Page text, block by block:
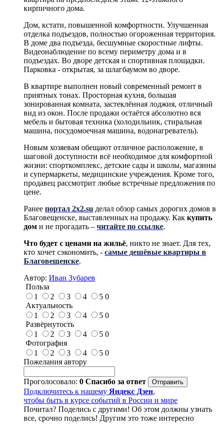
кирпичного дома.
Дом, кстати, повышенной комфортности. Улучшенная
отделка подъездов, полностью огороженная территория.
В доме два подъезда, бесшумные скоростные лифты.
Видеонаблюдение по всему периметру дома и в
подъездах. Во дворе детская и спортивная площадки.
Парковка - открытая, за шлагбаумом во дворе.
В квартире выполнен новый современный ремонт в
приятных тонах. Просторная кухня, большая
зонированная комната, застеклённая лоджия, отличный
вид из окон. После продажи остаётся абсолютно вся
мебель и бытовая техника (холодильник, стиральная
машина, посудомоечная машина, водонагреватель).
Новым хозяевам обещают отличное расположение, в
шаговой доступности всё необходимое для комфортной
жизни: спорткомплекс, детские сады и школы, магазины
и супермаркеты, медицинские учреждения. Кроме того,
продавец рассмотрит любые встречные предложения по
цене.
Ранее портал 2x2.su делал обзор самых дорогих домов в
Благовещенске, выставленных на продажу. Как купить
дом и не прогадать – читайте по ссылке.
Что будет с ценами на жильё, никто не знает. Для тех,
кто хочет сэкономить, - самые дешёвые квартиры в
Благовещенске.
Автор: Иван Зубарев
Польза
1
2 3 4 5 0
Актуальность
1
2 3 4 5 0
Развёрнутость
1
2 3 4 5 0
Фотография
1
2 3 4 5 0
Пожелания автору
Проголосовало: 0 Спасибо за ответ
Подключитесь к нашему Яндекс Дзен,
чтобы быть в курсе событий в России и мире
Почитал? Поделись с другими! Об этом должны узнать
все, срочно поделись! Другим это тоже интересно